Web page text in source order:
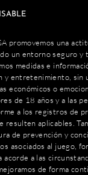
promovemos una
un entorno seguro y
medidas e
y entretenimiento, sin
económicos o
de 18 años y a las
a los registros de
resulten aplicables.
de prevención y
asociados al juego,
acorde a las
de forma